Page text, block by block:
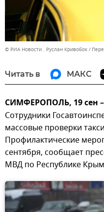
© РИА Новости . Руслан Кривобок
Читать в МАКС
СИМФЕРОПОЛЬ, 19 сен
Сотрудники
массовые проверки
Профилактические
сентября, сообщает
МВД по Республике Крым